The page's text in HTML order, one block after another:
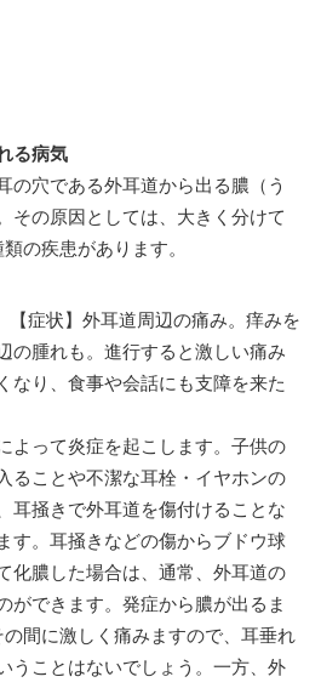
る病気
の穴である外耳道から出る膿（う
その原因としては、大きく分けて
の疾患があります。
症状】外耳道周辺の痛み。痒みを
の腫れも。進行すると激しい痛み
なり、食事や会話にも支障を来た
よって炎症を起こします。子供の
ることや不潔な耳栓・イヤホンの
耳掻きで外耳道を傷付けることな
す。耳掻きなどの傷からブドウ球
化膿した場合は、通常、外耳道の
ができます。発症から膿が出るま
間に激しく痛みますので、耳垂れ
うことはないでしょう。一方、外